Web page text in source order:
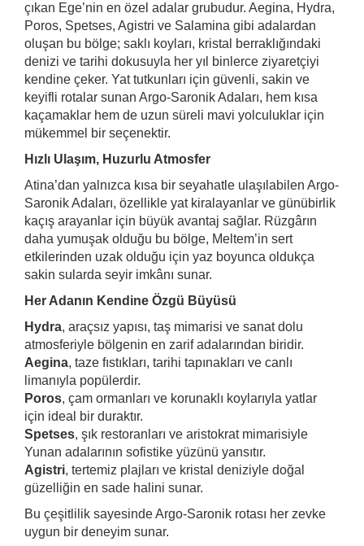
çıkan Ege’nin en özel adalar grubudur. Aegina, Hydra,
Poros, Spetses, Agistri ve Salamina gibi adalardan
oluşan bu bölge; saklı koyları, kristal berraklığındaki
denizi ve tarihi dokusuyla her yıl binlerce ziyaretçiyi
kendine çeker. Yat tutkunları için güvenli, sakin ve
keyifli rotalar sunan Argo-Saronik Adaları, hem kısa
kaçamaklar hem de uzun süreli mavi yolculuklar için
mükemmel bir seçenektir.
Hızlı Ulaşım, Huzurlu Atmosfer
Atina’dan yalnızca kısa bir seyahatle ulaşılabilen Argo-
Saronik Adaları, özellikle yat kiralayanlar ve günübirlik
kaçış arayanlar için büyük avantaj sağlar. Rüzgârın
daha yumuşak olduğu bu bölge, Meltem’in sert
etkilerinden uzak olduğu için yaz boyunca oldukça
sakin sularda seyir imkânı sunar.
Her Adanın Kendine Özgü Büyüsü
Hydra, araçsız yapısı, taş mimarisi ve sanat dolu
atmosferiyle bölgenin en zarif adalarından biridir.
Aegina, taze fıstıkları, tarihi tapınakları ve canlı
limanıyla popülerdir.
Poros, çam ormanları ve korunaklı koylarıyla yatlar
için ideal bir duraktır.
Spetses, şık restoranları ve aristokrat mimarisiyle
Yunan adalarının sofistike yüzünü yansıtır.
Agistri, tertemiz plajları ve kristal deniziyle doğal
güzelliğin en sade halini sunar.
Bu çeşitlilik sayesinde Argo-Saronik rotası her zevke
uygun bir deneyim sunar.